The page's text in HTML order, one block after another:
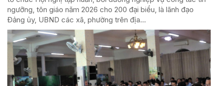
ngưỡng, tôn giáo năm 2026 cho 200 đại biểu, là lãnh đạo
Đảng ủy, UBND các xã, phường trên địa...